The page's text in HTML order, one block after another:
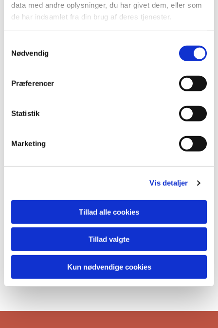
data med andre oplysninger, du har givet dem, eller som
de har indsamlet fra din brug af deres tjenester.
Nødvendig
Præferencer
Statistik
Marketing
Vis detaljer
Tillad alle cookies
Tillad valgte
Kun nødvendige cookies
Du vil måske også kunne